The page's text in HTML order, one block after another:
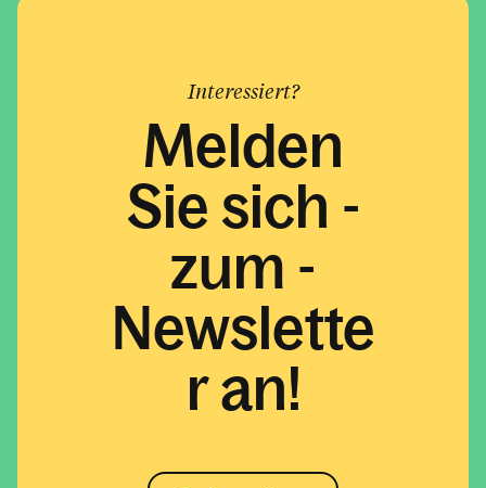
Interessiert?
Melden
Sie sich ­
zum ­­­­
Newslette
r an!